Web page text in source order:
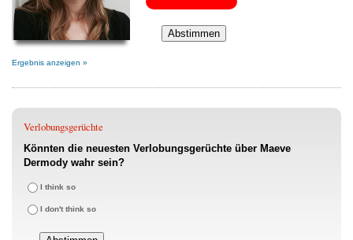
Ergebnis anzeigen »
Verlobungsgerüchte
Könnten die neuesten Verlobungsgerüchte über Maeve
Dermody wahr sein?
I think so
I don't think so